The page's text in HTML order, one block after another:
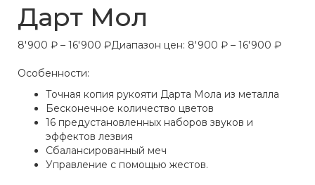
Дарт Мол
8'900 ₽ – 16'900 ₽Диапазон цен: 8'900 ₽ – 16'900 ₽
Особенности:
Точная копия рукояти Дарта Мола из металла
Бесконечное количество цветов
16 предустановленных наборов звуков и
эффектов лезвия
Сбалансированный меч
Управление с помощью жестов.